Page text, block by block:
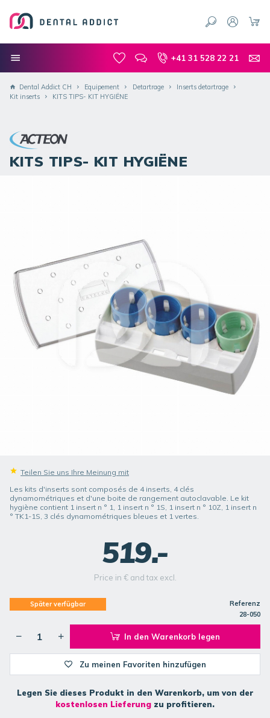
+41 31 528 22 21
Dental Addict CH Equipement Detartrage
Inserts detartrage
Kit inserts
KITS TIPS- KIT HYGIËNE
KITS TIPS- KIT HYGIËNE
Teilen Sie uns Ihre Meinung mit
Les kits d'inserts sont composés de 4 inserts, 4 clés
dynamométriques et d'une boite de rangement autoclavable. Le kit
hygiène contient 1 insert n ° 1, 1 insert n ° 1S, 1 insert n ° 10Z, 1 insert n
° TK1-1S, 3 clés dynamométriques bleues et 1 vertes.
519.-
Price in € and tax excl.
Später verfügbar
Referenz
28-050
In den Warenkorb legen
Zu meinen Favoriten hinzufügen
Legen Sie dieses Produkt in den Warenkorb, um von der
kostenlosen Lieferung zu profitieren.